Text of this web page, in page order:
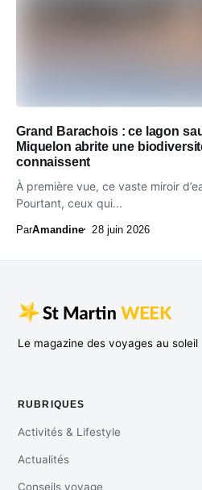
Grand Barachois : ce lagon
Miquelon abrite une
connaissent
À première vue, ce vaste miroir
Pourtant, ceux qui...
ParAmandine 28 juin 2026
Le magazine des voyages au soleil
RUBRIQUES
Activités & Lifestyle
Actualités
Conseils voyage